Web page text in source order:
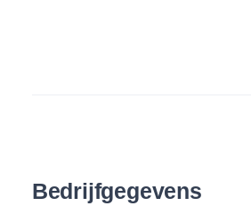
Bedrijfgegevens